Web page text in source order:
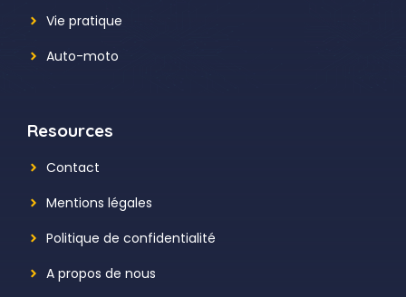
Vie pratique
Auto-moto
Resources
Contact
Mentions légales
Politique de confidentialité
A propos de nous